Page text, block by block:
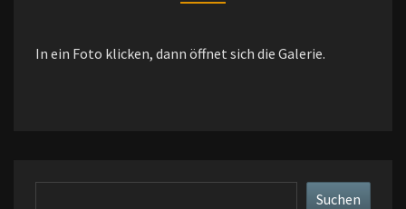
In ein Foto klicken, dann öffnet sich die Galerie.
Suchen